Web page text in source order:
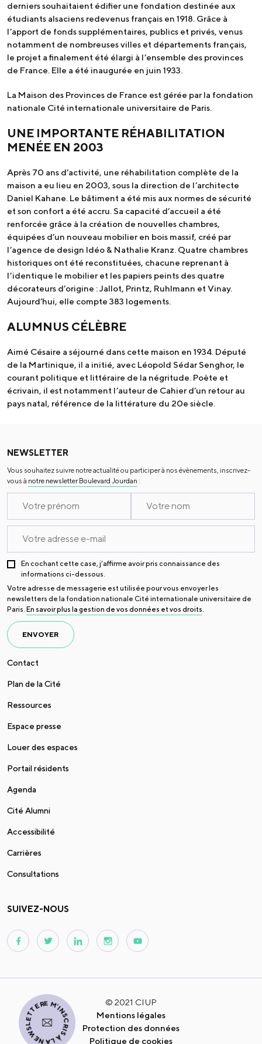
derniers souhaitaient édifier une fondation destinée aux
étudiants alsaciens redevenus français en 1918. Grâce à
l’apport de fonds supplémentaires, publics et privés, venus
notamment de nombreuses villes et départements français,
le projet a finalement été élargi à l’ensemble des provinces
de France. Elle a été inaugurée en juin 1933.
La Maison des Provinces de France est gérée par la fondation
nationale Cité internationale universitaire de Paris.
UNE IMPORTANTE RÉHABILITATION
MENÉE EN 2003
Après 70 ans d’activité, une réhabilitation complète de la
maison a eu lieu en 2003, sous la direction de l’architecte
Daniel Kahane. Le bâtiment a été mis aux normes de sécurité
et son confort a été accru. Sa capacité d’accueil a été
renforcée grâce à la création de nouvelles chambres,
équipées d’un nouveau mobilier en bois massif, créé par
l’agence de design ldéo & Nathalie Kranz. Quatre chambres
historiques ont été reconstituées, chacune reprenant à
l’identique le mobilier et les papiers peints des quatre
décorateurs d’origine : Jallot, Printz, Ruhlmann et Vinay.
Aujourd’hui, elle compte 383 logements.
ALUMNUS CÉLÈBRE
Aimé Césaire a séjourné dans cette maison en 1934. Député
de la Martinique, il a initié, avec Léopold Sédar Senghor, le
courant politique et littéraire de la négritude. Poète et
écrivain, il est notamment l’auteur de Cahier d’un retour au
pays natal, référence de la littérature du 20e siècle.
NEWSLETTER
Vous souhaitez suivre notre actualité ou participer à nos évènements, inscrivez-
vous à notre newsletter Boulevard Jourdan :
En cochant cette case, j’affirme avoir pris connaissance des
informations ci-dessous.
Votre adresse de messagerie est utilisée pour vous envoyer les
newsletters de la fondation nationale Cité internationale universitaire de
Paris. En savoir plus la gestion de vos données et vos droits.
ENVOYER
Contact
Plan de la Cité
Ressources
Espace presse
Louer des espaces
Portail résidents
Agenda
Cité Alumni
Accessibilité
Carrières
Consultations
SUIVEZ-NOUS
© 2021 CIUP
Mentions légales
Protection des données
Politique de cookies
JE M'INSCRIS À LA NEWSLETTER